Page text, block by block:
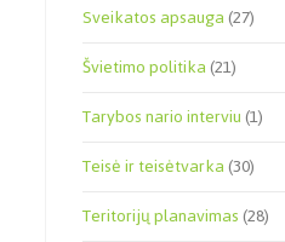
Sveikatos apsauga(27)
Švietimo politika(21)
Tarybos nario interviu(1)
Teisė ir teisėtvarka(30)
Teritorijų planavimas(28)